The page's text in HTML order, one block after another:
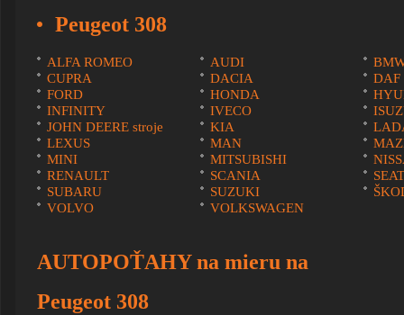
Peugeot 308
ALFA ROMEO AUDI
CUPRA
DACIA
DAF
FORD
HONDA
INFINITY
IVECO
JOHN DEERE stroje
KIA
LEXUS
MAN
MINI
MITSUBISHI
RENAULT
SCANIA
SEAT
SUBARU
SUZUKI
VOLVO
VOLKSWAGEN
AUTOPOŤAHY na mieru na
Peugeot 308